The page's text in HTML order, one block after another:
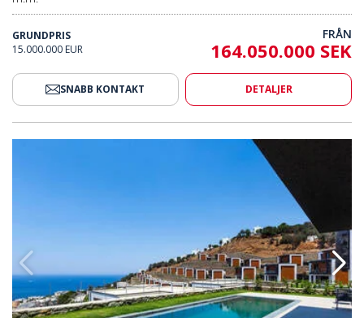
GRUNDPRIS
15.000.000 EUR
FRÅN
164.050.000 SEK
SNABB KONTAKT DETALJER
Lyxvillor Med Privat Pool Och